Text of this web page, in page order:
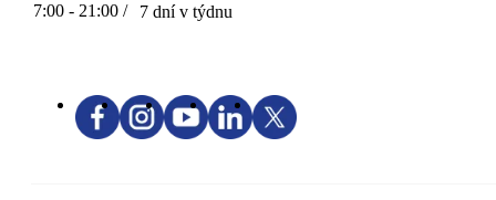
7:00 - 21:00 / 7 dní v týdnu